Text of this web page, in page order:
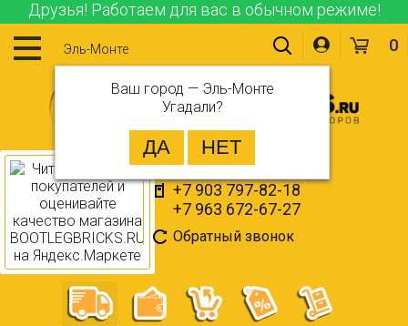
Друзья! Работаем для вас в обычном режиме!
Эль-Монте
Ваш город — Эль-Монте
Угадали?
+7 903 797-82-18
+7 963 672-67-27
Обратный звонок
0